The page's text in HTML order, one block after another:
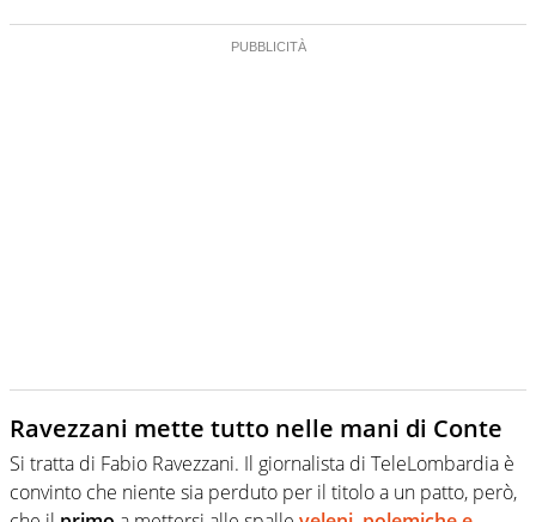
Ravezzani mette tutto nelle mani di Conte
Si tratta di Fabio Ravezzani. Il giornalista di TeleLombardia è
convinto che niente sia perduto per il titolo a un patto, però,